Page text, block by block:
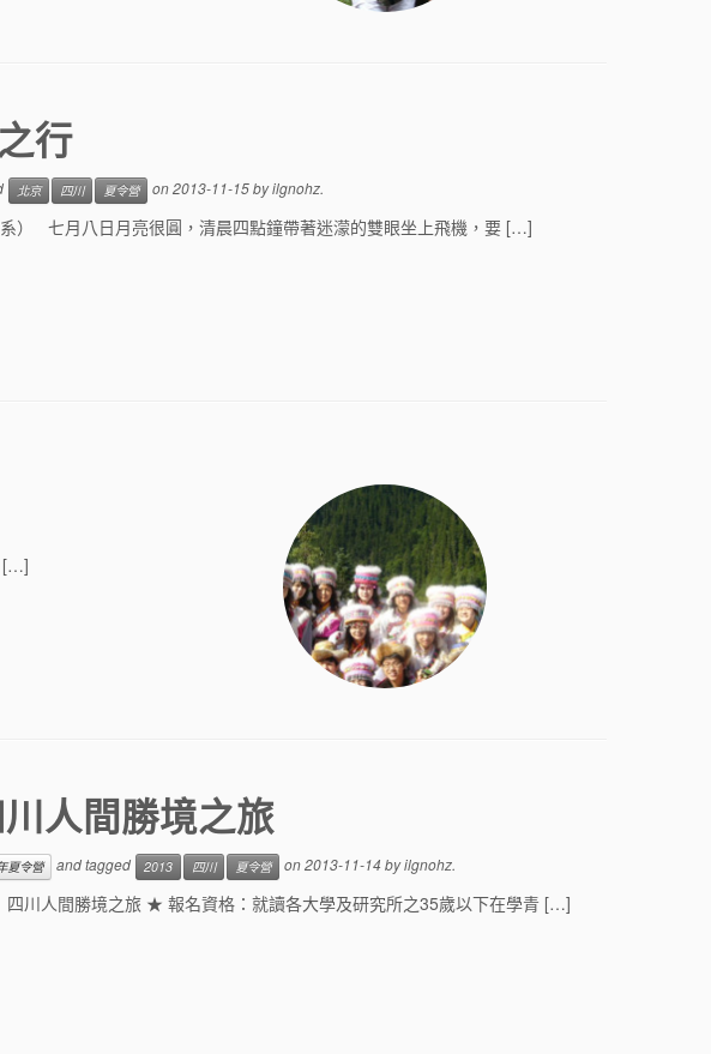
行
北京 四川 夏令營 on2013-11-15byilgnohz.
） 七月八日月亮很圓，清晨四點鐘帶著迷濛的雙眼坐上飛機，要 […]
[…]
人間勝境之旅
夏令營 and tagged 2013 四川 夏令營 on2013-11-14byilgnohz.
四川人間勝境之旅 ★ 報名資格：就讀各大學及研究所之35歲以下在學青 […]